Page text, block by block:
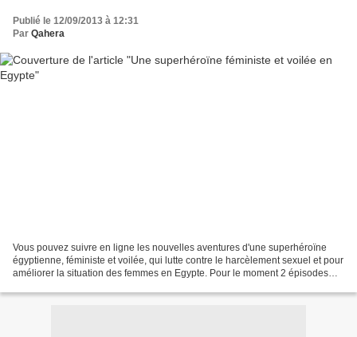
Publié le 12/09/2013 à 12:31
Par Qahera
Vous pouvez suivre en ligne les nouvelles aventures d'une superhéroïne
égyptienne, féministe et voilée, qui lutte contre le harcèlement sexuel et pour
améliorer la situation des femmes en Egypte. Pour le moment 2 épisodes